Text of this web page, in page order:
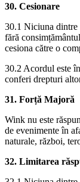
30. Cesionare
30.1 Niciuna dintre
fără
cesiona către o
30.2 Acordul este
conferi drepturi
31. Forță Majoră
Wink nu este
de evenimente în
naturale, război,
32. Limitarea